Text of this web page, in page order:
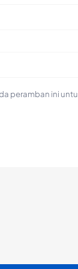
peramban ini